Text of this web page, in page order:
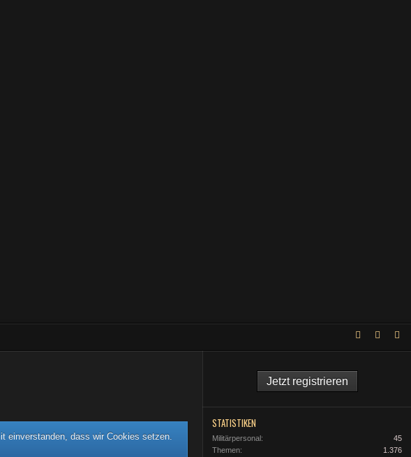
einverstanden, dass wir Cookies setzen.
Jetzt registrieren
STATISTIKEN
Militärpersonal
45
Themen
1.376